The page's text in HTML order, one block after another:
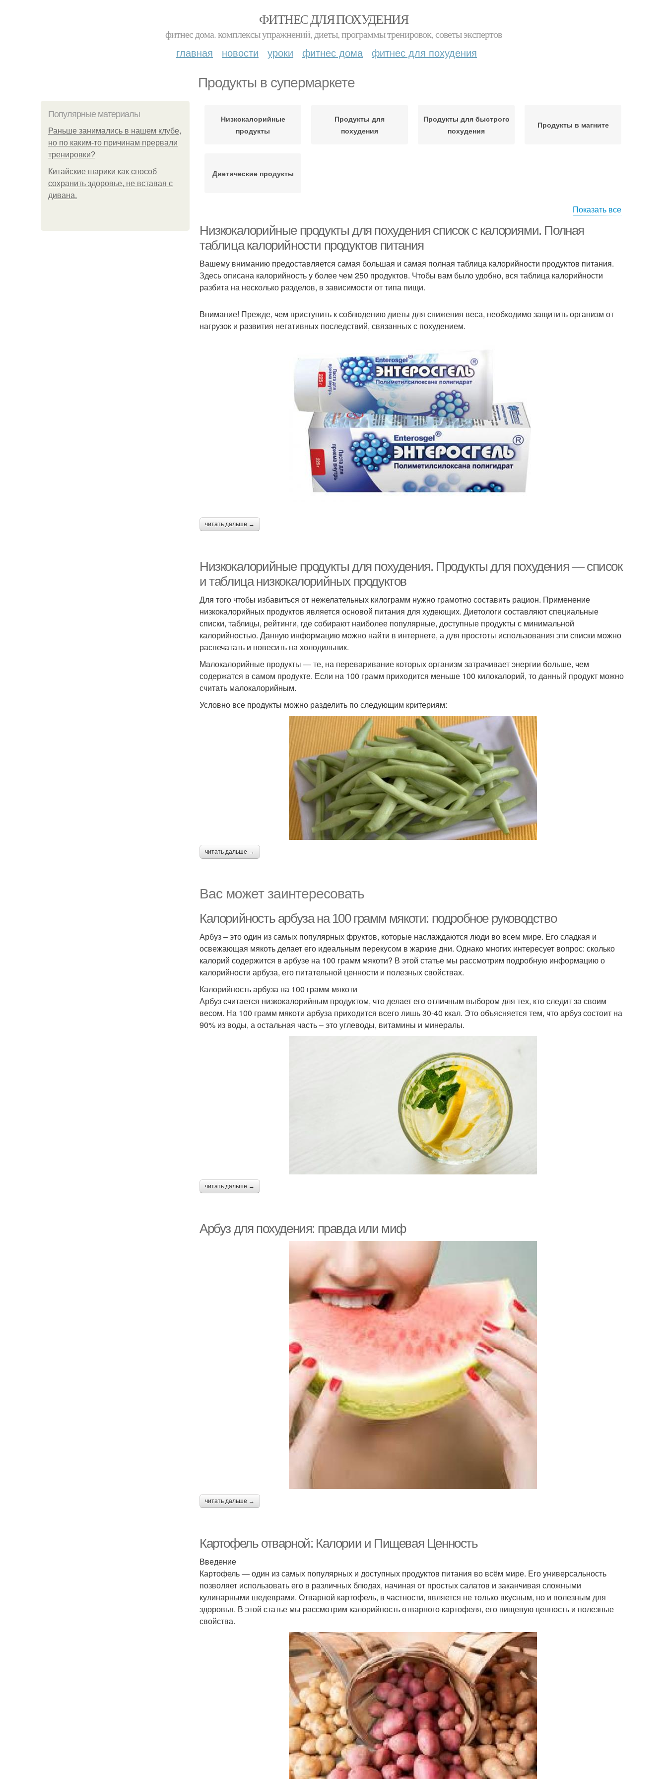
ФИТНЕС ДЛЯ ПОХУДЕНИЯ
фитнес дома. комплексы упражнений, диеты, программы тренировок, советы экспертов
главная новости уроки фитнес дома фитнес для похудения
Продукты в супермаркете
Популярные материалы
Раньше занимались в нашем клубе,
но по каким-то причинам прервали
тренировки?
Китайские шарики как способ
сохранить здоровье, не вставая с
дивана.
Низкокалорийные
продукты
Продукты для
похудения
Продукты для быстрого
похудения
Продукты в магните
Диетические продукты
Показать все
Низкокалорийные продукты для похудения список с калориями. Полная
таблица калорийности продуктов питания
Вашему вниманию предоставляется самая большая и самая полная таблица калорийности продуктов питания.
Здесь описана калорийность у более чем 250 продуктов. Чтобы вам было удобно, вся таблица калорийности
разбита на несколько разделов, в зависимости от типа пищи.
Внимание! Прежде, чем приступить к соблюдению диеты для снижения веса, необходимо защитить организм от
нагрузок и развития негативных последствий, связанных с похудением.
читать дальше →
Низкокалорийные продукты для похудения. Продукты для похудения — список
и таблица низкокалорийных продуктов
Для того чтобы избавиться от нежелательных килограмм нужно грамотно составить рацион. Применение
низкокалорийных продуктов является основой питания для худеющих. Диетологи составляют специальные
списки, таблицы, рейтинги, где собирают наиболее популярные, доступные продукты с минимальной
калорийностью. Данную информацию можно найти в интернете, а для простоты использования эти списки можно
распечатать и повесить на холодильник.
Малокалорийные продукты — те, на переваривание которых организм затрачивает энергии больше, чем
содержатся в самом продукте. Если на 100 грамм приходится меньше 100 килокалорий, то данный продукт можно
считать малокалорийным.
Условно все продукты можно разделить по следующим критериям:
читать дальше →
Вас может заинтересовать
Калорийность арбуза на 100 грамм мякоти: подробное руководство
Арбуз – это один из самых популярных фруктов, которые наслаждаются люди во всем мире. Его сладкая и
освежающая мякоть делает его идеальным перекусом в жаркие дни. Однако многих интересует вопрос: сколько
калорий содержится в арбузе на 100 грамм мякоти? В этой статье мы рассмотрим подробную информацию о
калорийности арбуза, его питательной ценности и полезных свойствах.
Калорийность арбуза на 100 грамм мякоти
Арбуз считается низкокалорийным продуктом, что делает его отличным выбором для тех, кто следит за своим
весом. На 100 грамм мякоти арбуза приходится всего лишь 30-40 ккал. Это объясняется тем, что арбуз состоит на
90% из воды, а остальная часть – это углеводы, витамины и минералы.
читать дальше →
Арбуз для похудения: правда или миф
читать дальше →
Картофель отварной: Калории и Пищевая Ценность
Введение
Картофель — один из самых популярных и доступных продуктов питания во всём мире. Его универсальность
позволяет использовать его в различных блюдах, начиная от простых салатов и заканчивая сложными
кулинарными шедеврами. Отварной картофель, в частности, является не только вкусным, но и полезным для
здоровья. В этой статье мы рассмотрим калорийность отварного картофеля, его пищевую ценность и полезные
свойства.